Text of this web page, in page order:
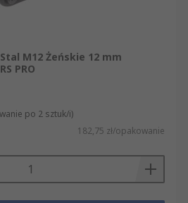
M12 Żeńskie 12 mm
PRO
po 2 sztuk/i)
182,75 zł/opakowanie